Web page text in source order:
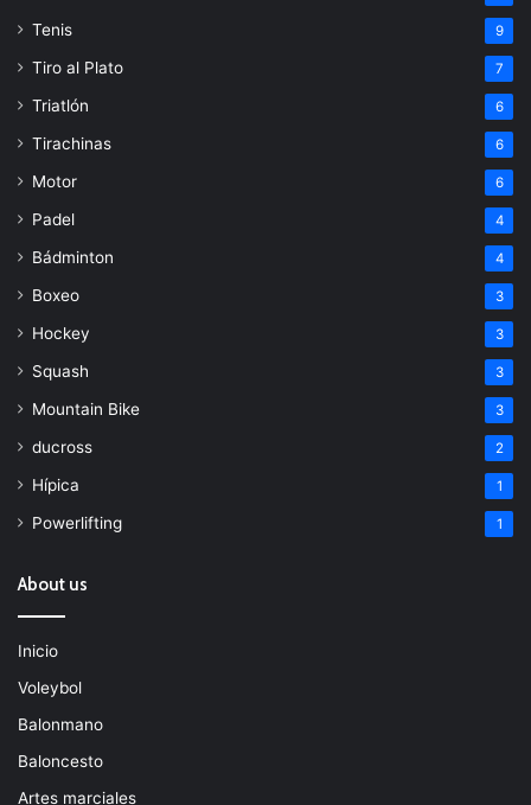
Tenis 9
Tiro al Plato 7
Triatlón 6
Tirachinas 6
Motor 6
Padel 4
Bádminton 4
Boxeo 3
Hockey 3
Squash 3
Mountain Bike 3
ducross 2
Hípica 1
Powerlifting 1
About us
Inicio
Voleybol
Balonmano
Baloncesto
Artes marciales